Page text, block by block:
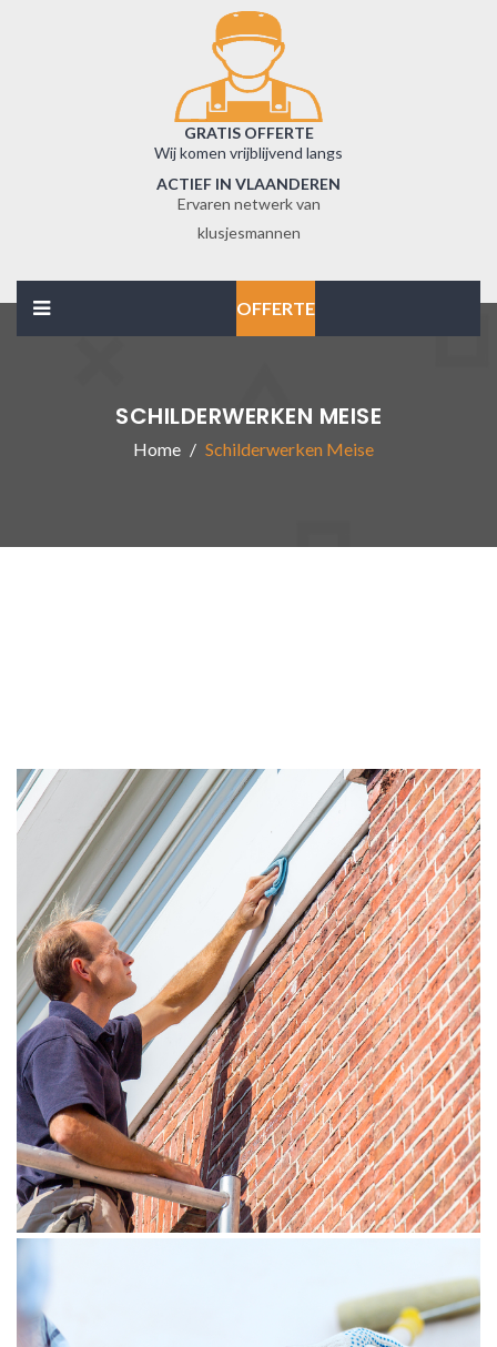
GRATIS OFFERTE
Wij komen vrijblijvend langs
ACTIEF IN VLAANDEREN
Ervaren netwerk van
klusjesmannen
OFFERTE
SCHILDERWERKEN MEISE
Home Schilderwerken Meise